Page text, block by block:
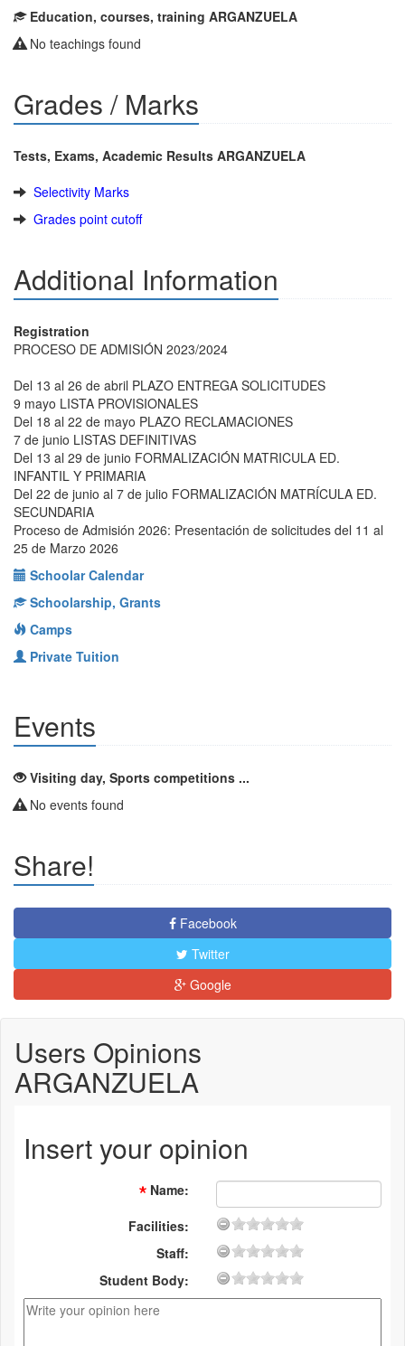
Education, courses, training ARGANZUELA
No teachings found
Grades / Marks
Tests, Exams, Academic Results ARGANZUELA
Selectivity Marks
Grades point cutoff
Additional Information
Registration
PROCESO DE ADMISIÓN 2023/2024
Del 13 al 26 de abril PLAZO ENTREGA SOLICITUDES
9 mayo LISTA PROVISIONALES
Del 18 al 22 de mayo PLAZO RECLAMACIONES
7 de junio LISTAS DEFINITIVAS
Del 13 al 29 de junio FORMALIZACIÓN MATRICULA ED.
INFANTIL Y PRIMARIA
Del 22 de junio al 7 de julio FORMALIZACIÓN MATRÍCULA ED.
SECUNDARIA
Proceso de Admisión 2026: Presentación de solicitudes del 11 al
25 de Marzo 2026
Schoolar Calendar
Schoolarship, Grants
Camps
Private Tuition
Events
Visiting day, Sports competitions ...
No events found
Share!
Facebook
Twitter
Google
Users Opinions
ARGANZUELA
Insert your opinion
Name:
Facilities:
Staff:
Student Body: